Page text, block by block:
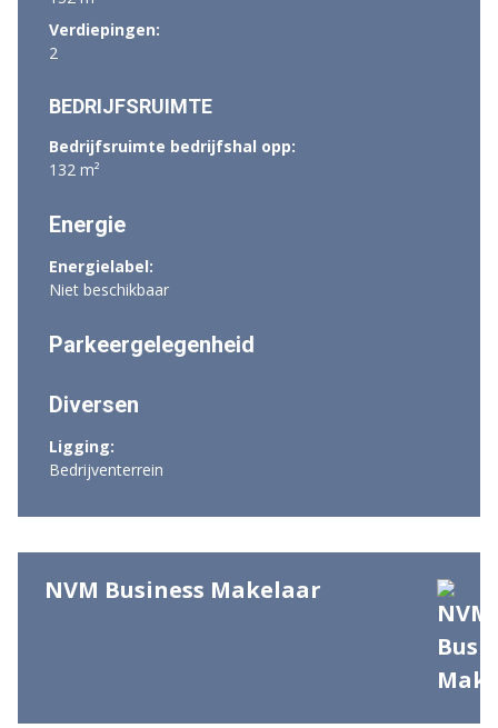
Verdiepingen:
2
BEDRIJFSRUIMTE
Bedrijfsruimte bedrijfshal opp:
132 m²
Energie
Energielabel:
Niet beschikbaar
Parkeergelegenheid
Diversen
Ligging:
Bedrijventerrein
NVM Business Makelaar